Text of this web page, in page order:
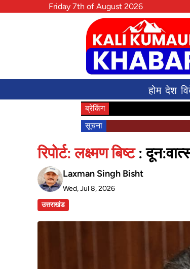
Friday 7th of August 2026
होम देश
ब्रेकिंग
सूचना
रिपोर्ट: लक्ष्मण बिष्ट:
Laxman Singh Bisht
Wed, Jul 8, 2026
उत्तराखंड